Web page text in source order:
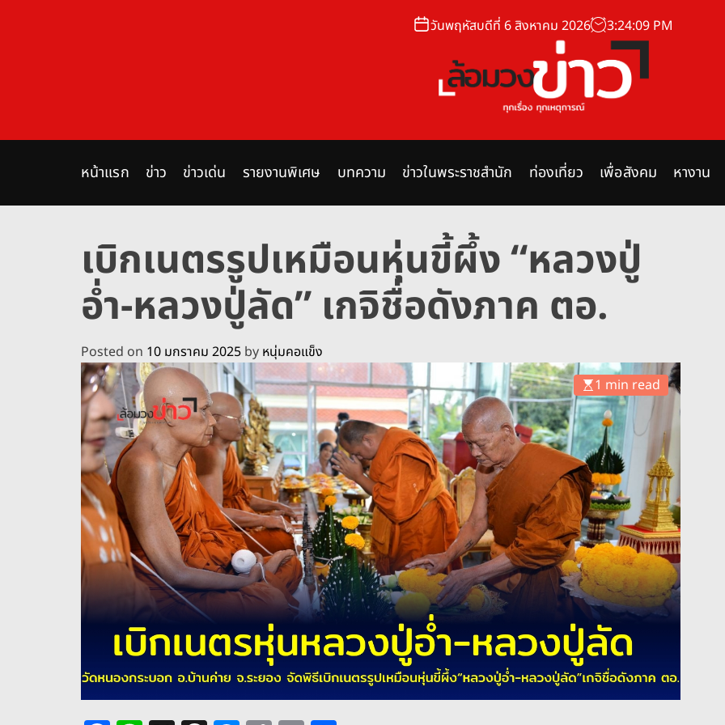
e
วันพฤหัสบดีที่ 6 สิงหาคม 2026 3:24:11 PM
อ
ม
ง
า
ว
หน้าแรก ข่าว ข่าวเด่น รายงานพิเศษ บทความ ข่าวในพระราชสำนัก ท่องเที่ยว เพื่อสังคม หางาน
เบิกเนตรรูปเหมือนหุ่นขี้ผึ้ง “หลวงปู่
อ่ำ-หลวงปู่ลัด” เกจิชื่อดังภาค ตอ.
Posted on 10 มกราคม 2025 by หนุ่มคอแข็ง
1 min read